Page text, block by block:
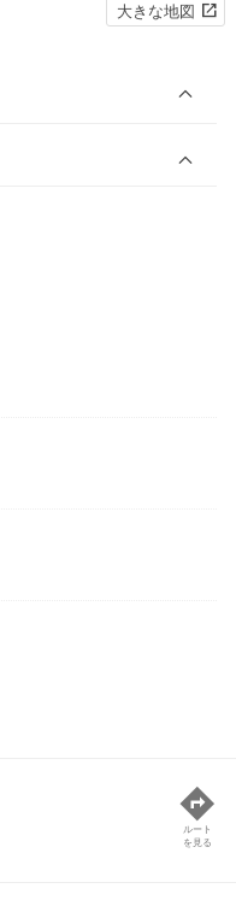
大きな地図
ルート
を見る